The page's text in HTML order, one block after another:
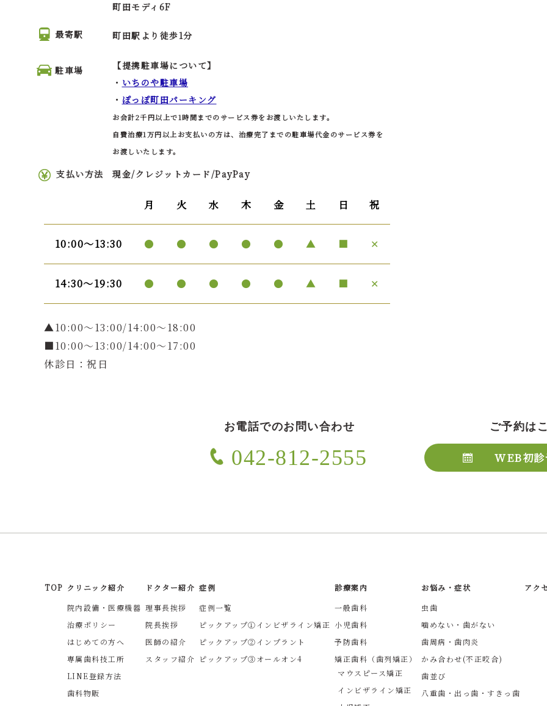
町田モディ6F
最寄駅 町田駅より徒歩1分
駐車場
【提携駐車場について】
・ いちのや駐車場
・ ぽっぽ町田パーキング
お会計2千円以上で1時間までのサービス券をお渡しいたします。
自費治療1万円以上お支払いの方は、治療完了までの駐車場代金のサービス券を
お渡しいたします。
支払い方法 現金/クレジットカード/PayPay
月 火 水 木 金 土 日 祝
10:00〜13:30 ● ● ● ● ● ▲ ■ ✕
14:30〜19:30 ● ● ● ● ● ▲ ■ ✕
▲10:00〜13:00/14:00～18:00
■10:00～13:00/14:00～17:00
休診日：祝日
お電話でのお問い合わせ
042-812-2555
ご予約は
WEB初
TOP クリニック紹介
院内設備・医療機器
治療ポリシー
はじめての方へ
専属歯科技工所
LINE登録方法
歯科物販
ドクター紹介
理事長挨拶
院長挨拶
医師の紹介
スタッフ紹介
症例
症例一覧
ピックアップ①インビザライン矯正
ピックアップ②インプラント
ピックアップ③オールオン4
診療案内
一般歯科
小児歯科
予防歯科
矯正歯科（歯列矯正）
マウスピース矯正
インビザライン矯正
お悩み・症状
虫歯
噛めない・歯がない
歯周病・歯肉炎
かみ合わせ(不正咬合)
歯並び
八重歯・出っ歯・すきっ歯
アク